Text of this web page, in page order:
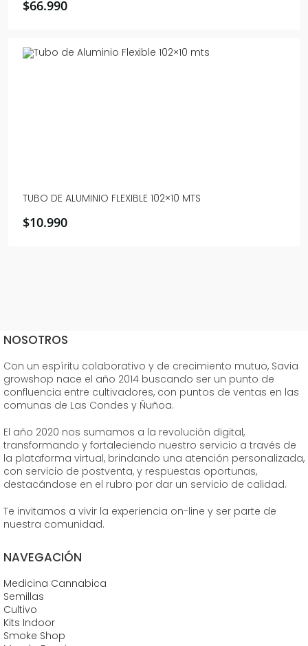
$66.990
TUBO DE ALUMINIO FLEXIBLE 102×10 MTS
$10.990
NOSOTROS
Con un espíritu colaborativo y de crecimiento mutuo, Savia
growshop nace el año 2014 buscando ser un punto de
confluencia entre cultivadores, con puntos de ventas en las
comunas de Las Condes y Ñuñoa.
El año 2020 nos sumamos a la revolución digital,
transformando y fortaleciendo nuestro servicio a través de
la plataforma virtual, brindando una atención personalizada,
con servicio de postventa, y respuestas oportunas,
destacándose en el rubro por dar un servicio de calidad.
Te invitamos a vivir la experiencia on-line y ser parte de
nuestra comunidad.
NAVEGACIÓN
Medicina Cannabica
Semillas
Cultivo
Kits Indoor
Smoke Shop